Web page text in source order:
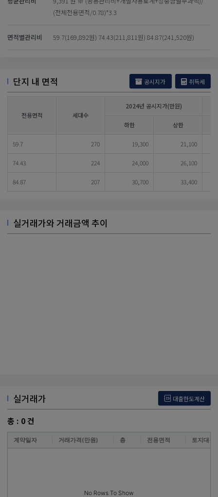
(전체전용면적/0.78)*3.3
면적별관리비 59.7(169,892원) 74.43(211,811원) 84.87(241,520원)
단지 내 면적 공시지가 취득세
전용면적 세대수
2024년 공시지가(만원)
하한 상한
59.7 270 19,300 21,100
74.43 224 24,000 26,100
84.87 207 30,700 33,400
실거래가와 거래금액 추이
실거래가 대출한도계산
총 : 0건
계약일자 거래가격(만원) 층 전용면적 토지대장
No Rows To Show